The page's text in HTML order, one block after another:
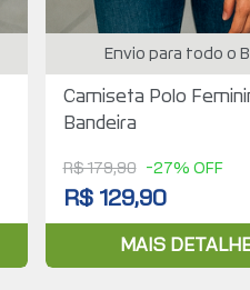
Envio para todo o
Camiseta Polo
Bandeira
R$ 179,90 -27% OFF
R$ 129,90
MAIS